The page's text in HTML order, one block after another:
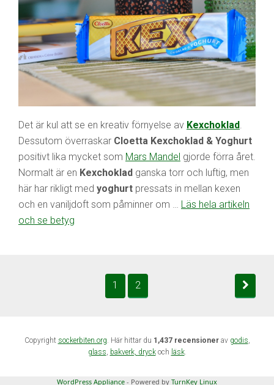
Det är kul att se en kreativ förnyelse av Kexchoklad.
Dessutom överraskar Cloetta Kexchoklad & Yoghurt
positivt lika mycket som Mars Mandel gjorde förra året.
Normalt är en Kexchoklad ganska torr och luftig, men
här har rikligt med yoghurt pressats in mellan kexen
och en vaniljdoft som påminner om … Läs hela artikeln
och se betyg
1 2
Copyright sockerbiten.org. Här hittar du 1,437 recensionerav godis,
glass, bakverk, dryckoch läsk.
WordPress Appliance - Powered by TurnKey Linux